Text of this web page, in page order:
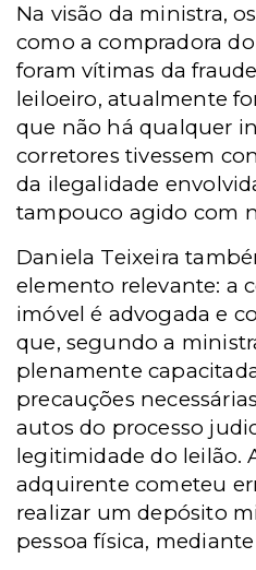
Na visão da ministra,
como a compradora
foram vítimas da
leiloeiro, atualmente
que não há qualquer
corretores tivessem
da ilegalidade
tampouco agido com
Daniela Teixeira
elemento relevante: a
imóvel é advogada e
que, segundo a
plenamente
precauções
autos do processo
legitimidade do leilão.
adquirente cometeu
realizar um depósito
pessoa física,